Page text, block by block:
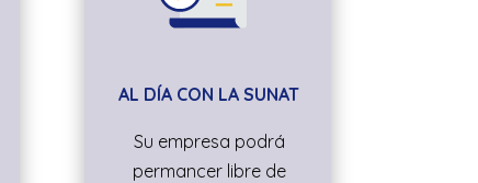
AL DÍA CON LA SUNAT
Su empresa podrá
permancer libre de